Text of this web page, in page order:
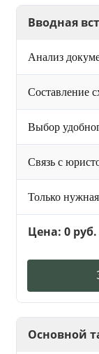
Вводная
Анализ
Составление
Выбор
Связь с
Только
Цена: 0 руб.
Основной